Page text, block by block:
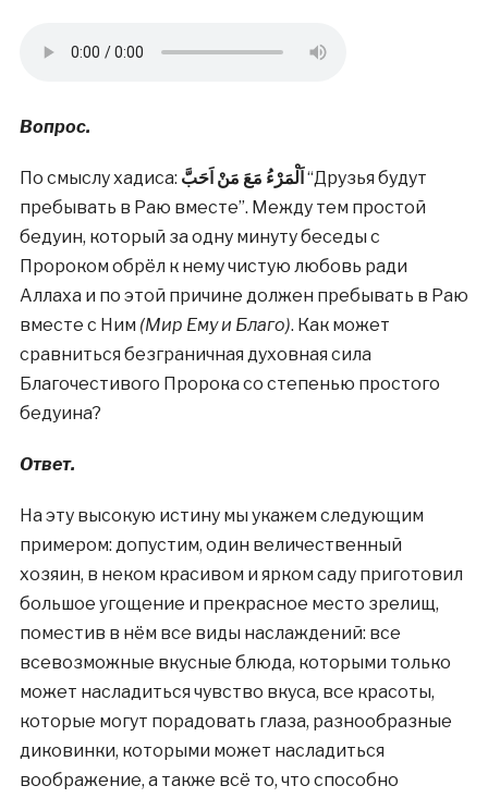
Вопрос.
По смыслу хадиса: اَلْمَرْءُ مَعَ مَنْ اَحَبَّ“Друзья будут
пребывать в Раю вместе”. Между тем простой
бедуин, который за одну минуту беседы с
Пророком обрёл к нему чистую любовь ради
Аллаха и по этой причине должен пребывать в Раю
вместе с Ним (Мир Ему и Благо). Как может
сравниться безграничная духовная сила
Благочестивого Пророка со степенью простого
бедуина?
Ответ.
На эту высокую истину мы укажем следующим
примером: допустим, один величественный
хозяин, в неком красивом и ярком саду приготовил
большое угощение и прекрасное место зрелищ,
поместив в нём все виды наслаждений: все
всевозможные вкусные блюда, которыми только
может насладиться чувство вкуса, все красоты,
которые могут порадовать глаза, разнообразные
диковинки, которыми может насладиться
воображение, а также всё то, что способно